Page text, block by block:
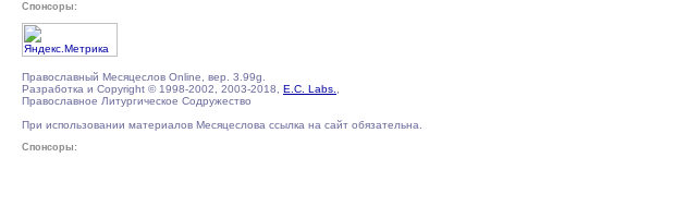
Спонсоры:
Православный Месяцеслов Online, вер. 3.99g.
Разработка и Copyright © 1998-2002, 2003-2018, E.C. Labs.
Православное Литургическое Содружество
При использовании материалов Месяцеслова ссылка на сайт обязательна.
Спонсоры: